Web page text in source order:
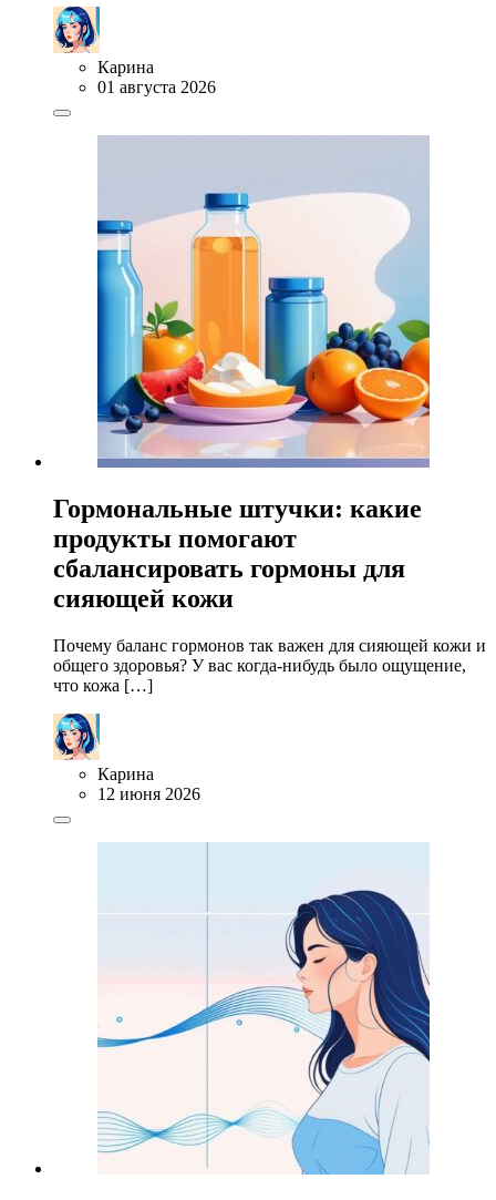
Карина
01 августа 2026
Гормональные штучки: какие
продукты помогают
сбалансировать гормоны для
сияющей кожи
Почему баланс гормонов так важен для сияющей кожи и
общего здоровья? У вас когда-нибудь было ощущение,
что кожа […]
Карина
12 июня 2026